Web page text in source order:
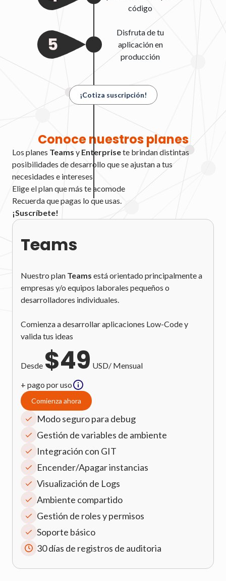
código
5
Disfruta de tu
aplicación en
producción
¡Cotiza suscripción!
Conoce nuestros planes
Los planes Teams y Enterprisete brindan distintas
posibilidades de desarrollo que se ajustan a tus
necesidades e intereses
Elige el plan que más te acomode
Recuerda que pagas lo que usas.
¡Suscríbete!
Teams
Nuestro plan Teams está orientado principalmente a
empresas y/o equipos laborales pequeños o
desarrolladores individuales.
Comienza a desarrollar aplicaciones Low-Code y
valida tus ideas
Desde $49 USD/ Mensual
+ pago por uso
Comienza ahora
Modo seguro para debug
Gestión de variables de ambiente
Integración con GIT
Encender/Apagar instancias
Visualización de Logs
Ambiente compartido
Gestión de roles y permisos
Soporte básico
30 días de registros de auditoria